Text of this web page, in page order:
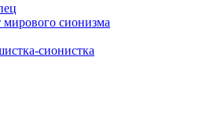
сионизма
сионистка